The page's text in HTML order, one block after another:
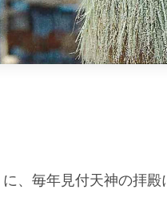
、毎年見付天神の拝殿